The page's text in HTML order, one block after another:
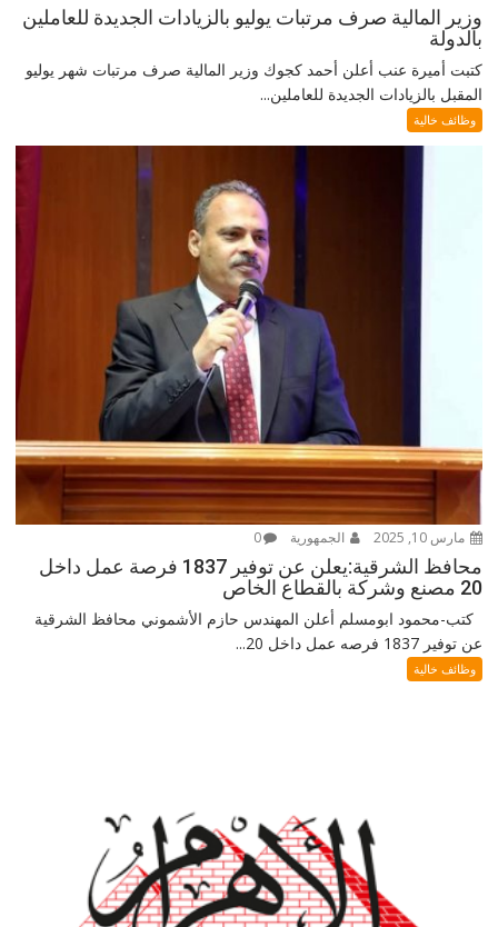
وزير المالية صرف مرتبات يوليو بالزيادات الجديدة للعاملين
بالدولة
كتبت أميرة عنب أعلن أحمد كجوك وزير المالية صرف مرتبات شهر يوليو
المقبل بالزيادات الجديدة للعاملين...
وظائف خالية
مارس 10, 2025 الجمهورية 0
محافظ الشرقية:يعلن عن توفير 1837 فرصة عمل داخل
20 مصنع وشركة بالقطاع الخاص
كتب-محمود ابومسلم أعلن المهندس حازم الأشموني محافظ الشرقية
عن توفير 1837 فرصه عمل داخل 20...
وظائف خالية